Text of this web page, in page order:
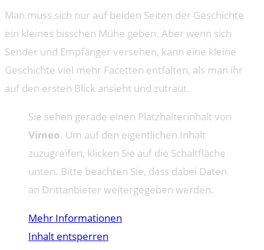
Man muss sich nur auf beiden Seiten der Geschichte
ein kleines bisschen Mühe geben. Aber wenn sich
Sender und Empfänger versehen, kann eine kleine
Geschichte viel mehr Facetten entfalten, als man ihr
auf den ersten Blick ansieht und zutraut.
Sie sehen gerade einen Platzhalterinhalt von
Vimeo. Um auf den eigentlichen Inhalt
zuzugreifen, klicken Sie auf die Schaltfläche
unten. Bitte beachten Sie, dass dabei Daten
an Drittanbieter weitergegeben werden.
Mehr Informationen
Inhalt entsperren